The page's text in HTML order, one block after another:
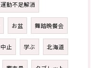
運動不足解消
お盆 舞踏晩餐会
中止 学ぶ 北海道